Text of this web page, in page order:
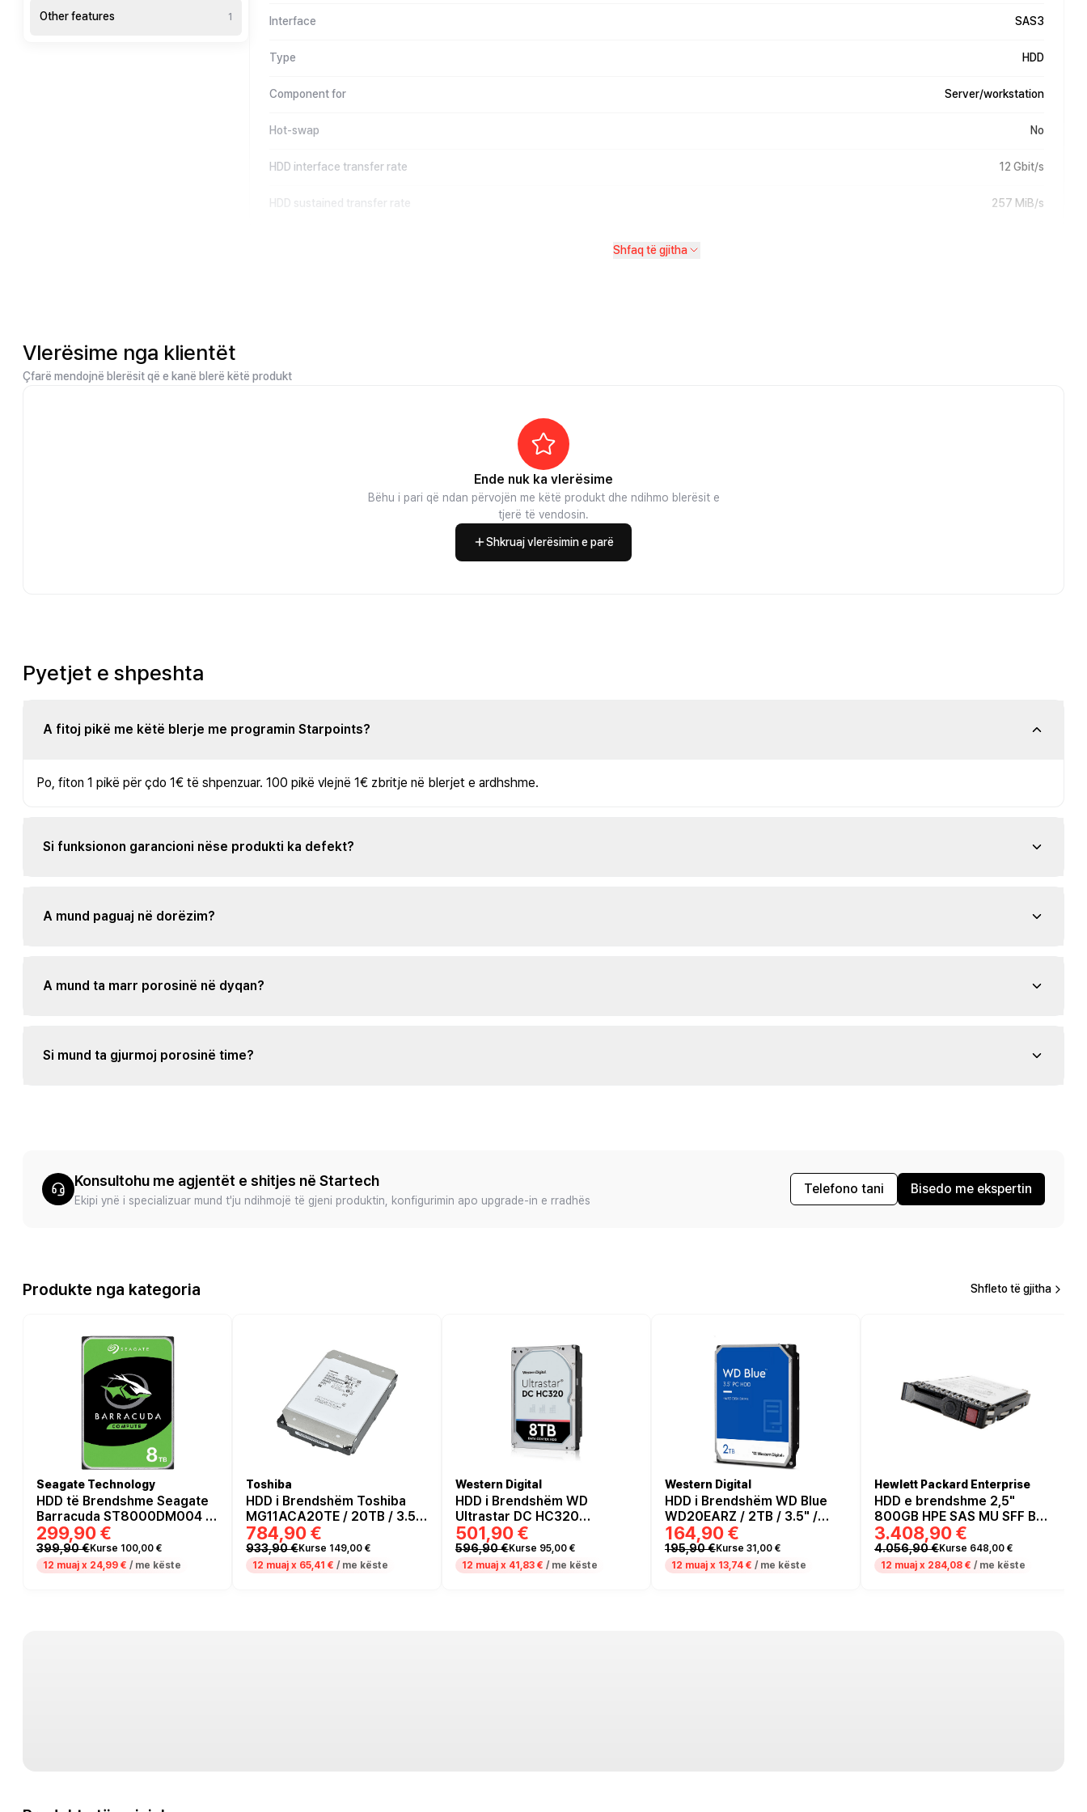
Other features 1 Interface SAS3
Type HDD
Component for Server/workstation
Hot-swap No
HDD interface transfer rate 12 Gbit/s
HDD sustained transfer rate 257 MiB/s
Shfaq të gjitha
Vlerësime nga klientët
Çfarë mendojnë blerësit që e kanë blerë këtë produkt
Ende nuk ka vlerësime
Bëhu i pari që ndan përvojën me këtë produkt dhe ndihmo blerësit e
tjerë të vendosin.
Shkruaj vlerësimin e parë
Pyetjet e shpeshta
A fitoj pikë me këtë blerje me programin Starpoints?
Po, fiton 1 pikë për çdo 1€ të shpenzuar. 100 pikë vlejnë 1€ zbritje në blerjet e ardhshme.
Si funksionon garancioni nëse produkti ka defekt?
A mund paguaj në dorëzim?
A mund ta marr porosinë në dyqan?
Si mund ta gjurmoj porosinë time?
Konsultohu me agjentët e shitjes në Startech
Ekipi ynë i specializuar mund t'ju ndihmojë të gjeni produktin, konfigurimin apo upgrade-in e rradhës
Telefono tani Bisedo me ekspertin
Produkte nga kategoria Shfleto të gjitha
Seagate Technology
HDD të Brendshme Seagate
Barracuda ST8000DM004 /
8TB / 5400 RPM / 256MB
299,90 €
399,90 €Kurse 100,00 €
12 muaj x 24,99 € / me këste
Toshiba
HDD i Brendshëm Toshiba
MG11ACA20TE / 20TB / 3.5"
/ 7200RPM
784,90 €
933,90 €Kurse 149,00 €
12 muaj x 65,41 € / me këste
Western Digital
HDD i Brendshëm WD
Ultrastar DC HC320
HUS728T8TALE6L4 / 8TB /
3.5" / 7200RPM / 256MB
501,90 €
596,90 €Kurse 95,00 €
12 muaj x 41,83 € / me këste
Western Digital
HDD i Brendshëm WD Blue
WD20EARZ / 2TB / 3.5" /
5400RPM / 64MB
164,90 €
195,90 €Kurse 31,00 €
12 muaj x 13,74 € / me këste
Hewlett Packard Enterprise
HDD e brendshme 2,5"
800GB HPE SAS MU SFF BC
MV SSD
3.408,90 €
4.056,90 €Kurse 648,00 €
12 muaj x 284,08 € / me këste